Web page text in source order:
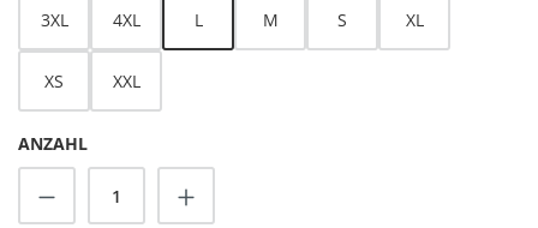
3XL 4XL L M S XL
XS XXL
ANZAHL
Produkt Anzahl: Gib den gewünschten